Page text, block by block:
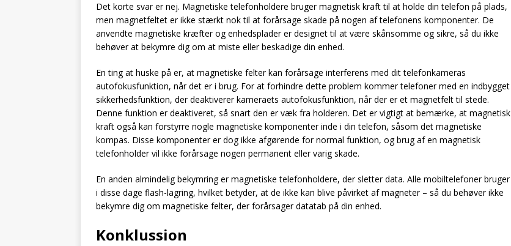
Det korte svar er nej. Magnetiske telefonholdere bruger magnetisk kraft til at holde din telefon på plads,
men magnetfeltet er ikke stærkt nok til at forårsage skade på nogen af telefonens komponenter. De
anvendte magnetiske kræfter og enhedsplader er designet til at være skånsomme og sikre, så du ikke
behøver at bekymre dig om at miste eller beskadige din enhed.
En ting at huske på er, at magnetiske felter kan forårsage interferens med dit telefonkameras
autofokusfunktion, når det er i brug. For at forhindre dette problem kommer telefoner med en indbygget
sikkerhedsfunktion, der deaktiverer kameraets autofokusfunktion, når der er et magnetfelt til stede.
Denne funktion er deaktiveret, så snart den er væk fra holderen. Det er vigtigt at bemærke, at magnetisk
kraft også kan forstyrre nogle magnetiske komponenter inde i din telefon, såsom det magnetiske
kompas. Disse komponenter er dog ikke afgørende for normal funktion, og brug af en magnetisk
telefonholder vil ikke forårsage nogen permanent eller varig skade.
En anden almindelig bekymring er magnetiske telefonholdere, der sletter data. Alle mobiltelefoner bruger
i disse dage flash-lagring, hvilket betyder, at de ikke kan blive påvirket af magneter – så du behøver ikke
bekymre dig om magnetiske felter, der forårsager datatab på din enhed.
Konklussion